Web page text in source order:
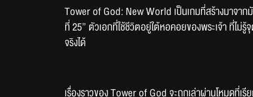
Tower of God: New World เป็นเกมที่สร้างมาจาก
ที่ 25” ตัวเอกที่ใช้ชีวิตอยู่ใต้หอคอยของพระเจ้า ที่ไม่
จริงได้
เรื่องราวของ Tower of God จะถูกเล่าผ่านโหมดที่เ